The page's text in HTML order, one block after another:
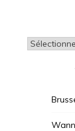
Catégories